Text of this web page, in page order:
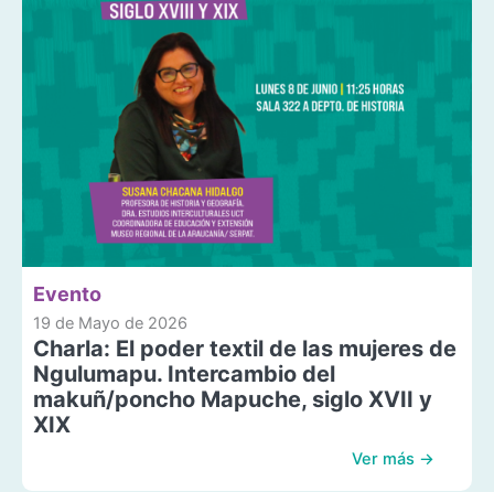
Evento
19 de Mayo de 2026
Charla: El poder textil de las mujeres de
Ngulumapu. Intercambio del
makuñ/poncho Mapuche, siglo XVII y
XIX
Ver más →